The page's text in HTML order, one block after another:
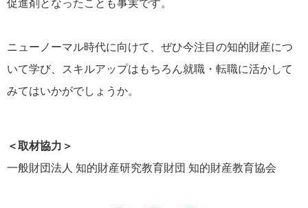
促進剤となったことも事実です。
ニューノーマル時代に向けて、ぜひ今注目の知的財産につ
いて学び、スキルアップはもちろん就職・転職に活かして
みてはいかがでしょうか。
＜取材協力＞
一般財団法人 知的財産研究教育財団 知的財産教育協会